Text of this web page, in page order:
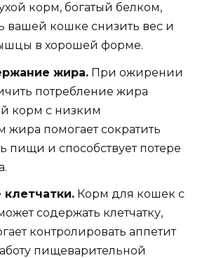
корм, богатый белком,
вашей кошке снизить вес и
в хорошей форме.
жира. При ожирении
потребление жира
корм с низким
помогает сократить
пищи и способствует потере
Корм для кошек с
содержать клетчатку,
контролировать аппетит
пищеварительной